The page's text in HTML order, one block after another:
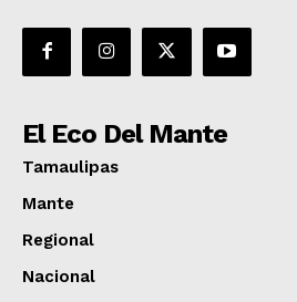
El Eco Del Mante
Tamaulipas
Mante
Regional
Nacional